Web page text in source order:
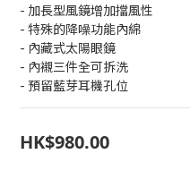
- 加長型風鏡增加擋風性
- 特殊的降噪功能內綿
- 內藏式太陽眼鏡
- 內襯三件全可拆洗
- 預留藍芽耳機孔位
HK$980.00